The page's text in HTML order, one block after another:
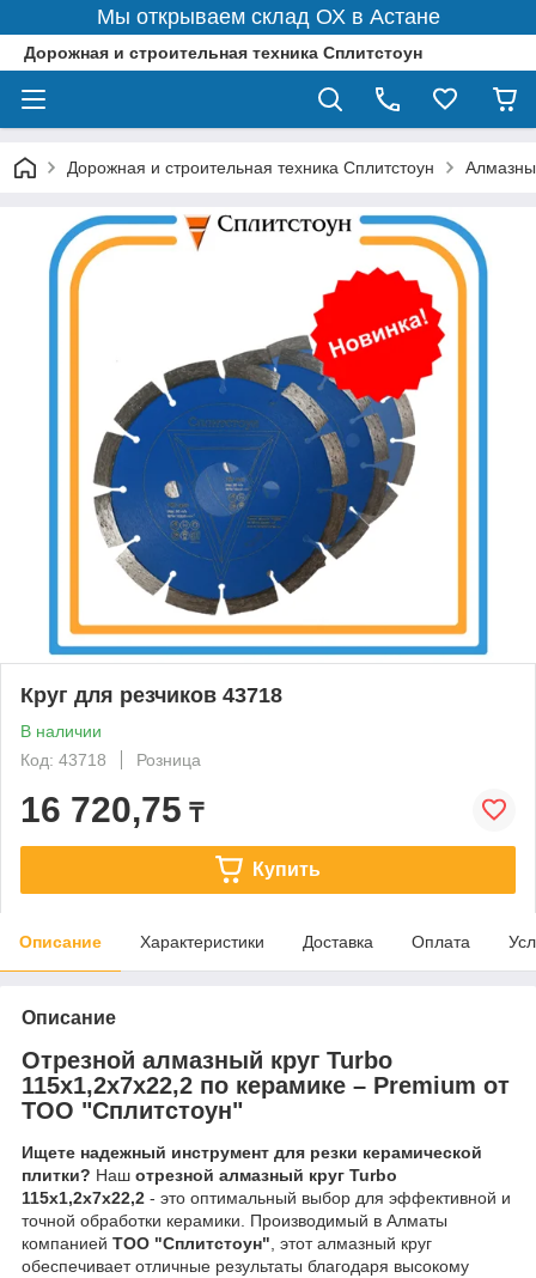
Мы открываем склад ОХ в Астане
Дорожная и строительная техника Сплитстоун
Дорожная и строительная техника Сплитстоун
Круг для резчиков 43718
В наличии
Код: 43718
Розница
16 720,75 ₸
Купить
Описание Характеристики Доставка Оплата
Описание
Отрезной алмазный круг Turbo
115x1,2x7x22,2 по керамике – Premium от
ТОО "Сплитстоун"
Ищете надежный инструмент для резки керамической
плитки? Наш отрезной алмазный круг Turbo
115x1,2x7x22,2 - это оптимальный выбор для эффективной и
точной обработки керамики. Производимый в Алматы
компанией ТОО "Сплитстоун", этот алмазный круг
обеспечивает отличные результаты благодаря высокому